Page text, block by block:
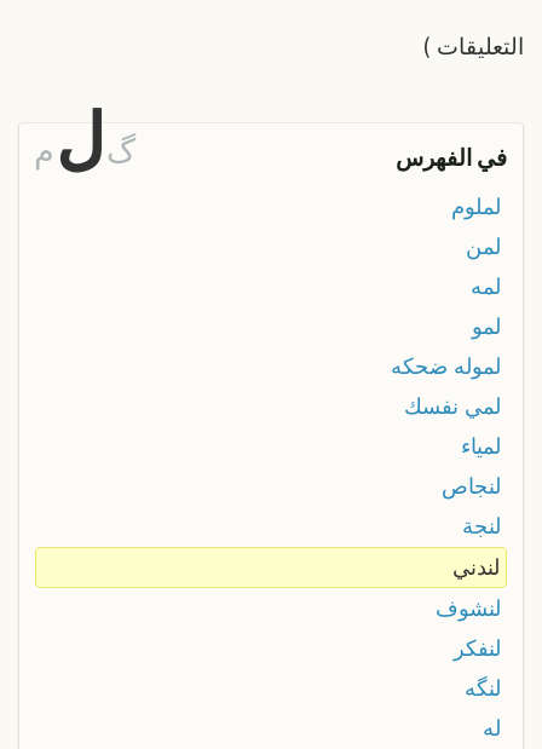
التعليقات )
في الفهرس گل م
لملوم
لمن
لمه
لمو
لموله ضحكه
لمي نفسك
لمياء
لنجاص
لنجة
لندني
لنشوف
لنفكر
لنگه
له